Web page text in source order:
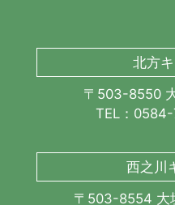
北方
〒503-8550
TEL：0584-
西之川
〒503-8554 大